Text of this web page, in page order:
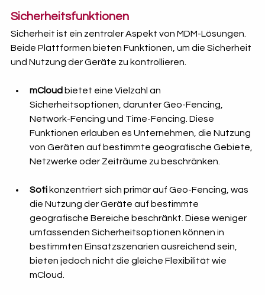
Sicherheitsfunktionen
Sicherheit ist ein zentraler Aspekt von MDM-Lösungen.
Beide Plattformen bieten Funktionen, um die Sicherheit
und Nutzung der Geräte zu kontrollieren.
mCloud bietet eine Vielzahl an
Sicherheitsoptionen, darunter Geo-Fencing,
Network-Fencing und Time-Fencing. Diese
Funktionen erlauben es Unternehmen, die Nutzung
von Geräten auf bestimmte geografische Gebiete,
Netzwerke oder Zeiträume zu beschränken.
Soti konzentriert sich primär auf Geo-Fencing, was
die Nutzung der Geräte auf bestimmte
geografische Bereiche beschränkt. Diese weniger
umfassenden Sicherheitsoptionen können in
bestimmten Einsatzszenarien ausreichend sein,
bieten jedoch nicht die gleiche Flexibilität wie
mCloud.